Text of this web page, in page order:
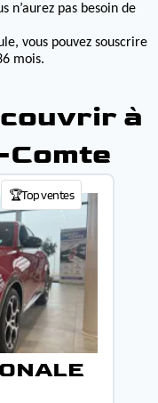
n’aurez pas besoin de
vous pouvez souscrire
mois.
à
🏆Top ventes